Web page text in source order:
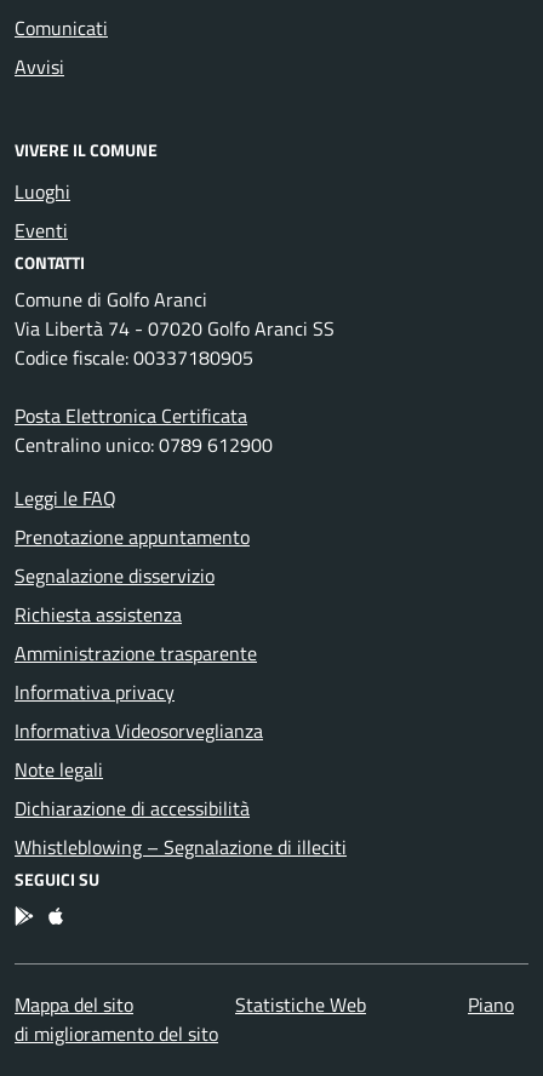
Comunicati
Avvisi
VIVERE IL COMUNE
Luoghi
Eventi
CONTATTI
Comune di Golfo Aranci
Via Libertà 74 - 07020 Golfo Aranci SS
Codice fiscale: 00337180905
Posta Elettronica Certificata
Centralino unico: 0789 612900
Leggi le FAQ
Prenotazione appuntamento
Segnalazione disservizio
Richiesta assistenza
Amministrazione trasparente
Informativa privacy
Informativa Videosorveglianza
Note legali
Dichiarazione di accessibilità
Whistleblowing – Segnalazione di illeciti
SEGUICI SU
App Android
App IOS
Mappa del sito Statistiche Web
Piano
di miglioramento del sito